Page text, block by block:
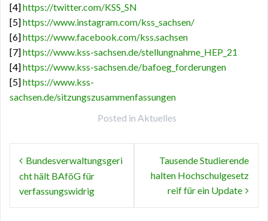
[4]https://twitter.com/KSS_SN
[5]https://www.instagram.com/kss_sachsen/
[6]https://www.facebook.com/kss.sachsen
[7]https://www.kss-sachsen.de/stellungnahme_HEP_21
[4]https://www.kss-sachsen.de/bafoeg_forderungen
[5]https://www.kss-
sachsen.de/sitzungszusammenfassungen
Posted in Aktuelles
Beitragsnavigation
Bundesverwaltungsgeri
cht hält BAföG für
verfassungswidrig
Tausende Studierende
halten Hochschulgesetz
reif für ein Update